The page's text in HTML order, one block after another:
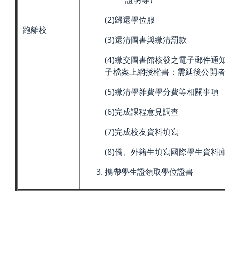
跑離校
(2)歸還學位服
(3)還清圖書與繳清罰款
(4)繳交圖書館核發之電子郵件通
子檔案上網授權書：需延後公開
(5)繳清學雜費學分費等相關事項
(6)完成課程意見調查
(7)完成校友資料填寫
(8)僑、外籍生填寫國際學生資料
攜帶學生證領取學位證書